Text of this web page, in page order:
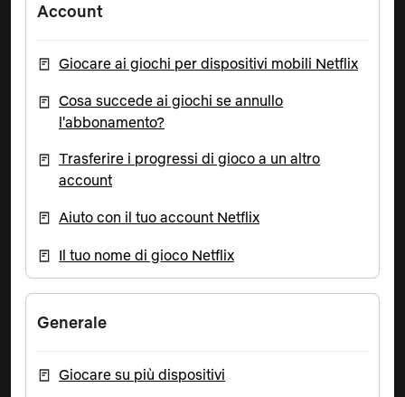
Account
Giocare ai giochi per dispositivi mobili Netflix
Cosa succede ai giochi se annullo
l'abbonamento?
Trasferire i progressi di gioco a un altro
account
Aiuto con il tuo account Netflix
Il tuo nome di gioco Netflix
Generale
Giocare su più dispositivi